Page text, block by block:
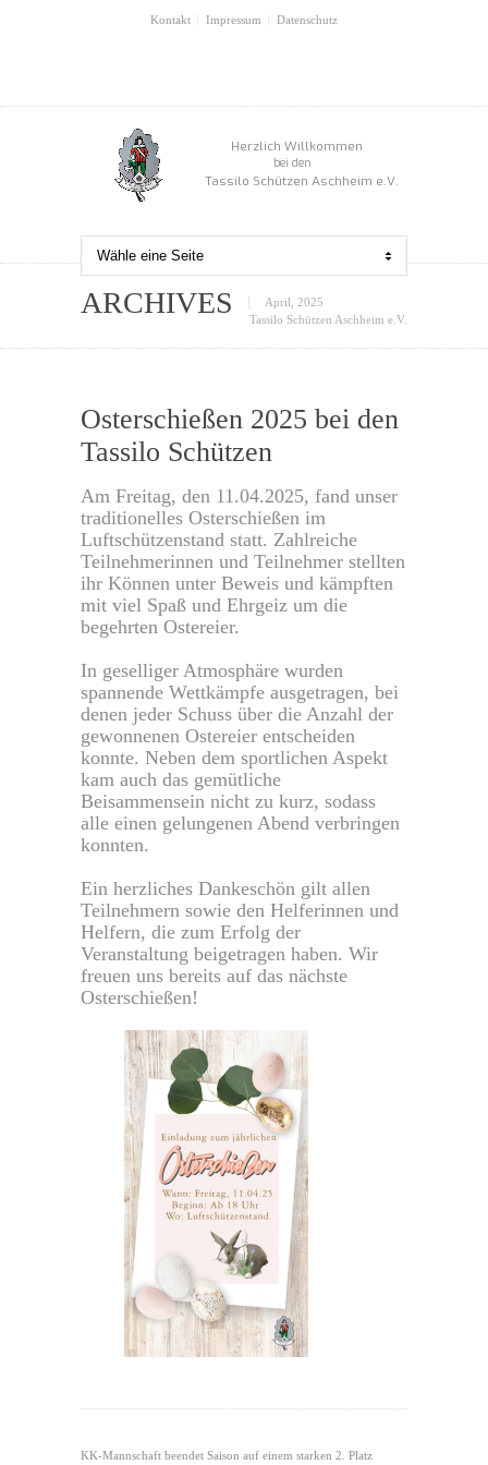
Kontakt Impressum Datenschutz
Herzlich Willkommen
bei den
Tassilo Schützen Aschheim e.V.
ARCHIVES
April, 2025
Tassilo Schützen Aschheim e.V.
Osterschießen 2025 bei den
Tassilo Schützen
Am Freitag, den 11.04.2025, fand unser
traditionelles Osterschießen im
Luftschützenstand statt. Zahlreiche
Teilnehmerinnen und Teilnehmer stellten
ihr Können unter Beweis und kämpften
mit viel Spaß und Ehrgeiz um die
begehrten Ostereier.
In geselliger Atmosphäre wurden
spannende Wettkämpfe ausgetragen, bei
denen jeder Schuss über die Anzahl der
gewonnenen Ostereier entscheiden
konnte. Neben dem sportlichen Aspekt
kam auch das gemütliche
Beisammensein nicht zu kurz, sodass
alle einen gelungenen Abend verbringen
konnten.
Ein herzliches Dankeschön gilt allen
Teilnehmern sowie den Helferinnen und
Helfern, die zum Erfolg der
Veranstaltung beigetragen haben. Wir
freuen uns bereits auf das nächste
Osterschießen!
KK-Mannschaft beendet Saison auf einem starken 2. Platz